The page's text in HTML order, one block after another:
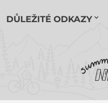
DŮLEŽITÉ ODKAZY